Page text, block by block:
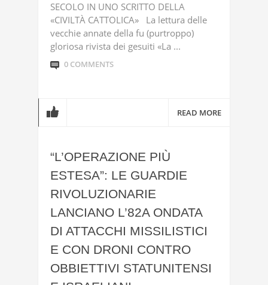
SECOLO IN UNO SCRITTO DELLA
«CIVILTÀ CATTOLICA» La lettura delle
vecchie annate della fu (purtroppo)
gloriosa rivista dei gesuiti «La ...
0 COMMENTS
READ MORE
“L’OPERAZIONE PIÙ
ESTESA”: LE GUARDIE
RIVOLUZIONARIE
LANCIANO L’82A ONDATA
DI ATTACCHI MISSILISTICI
E CON DRONI CONTRO
OBBIETTIVI STATUNITENSI